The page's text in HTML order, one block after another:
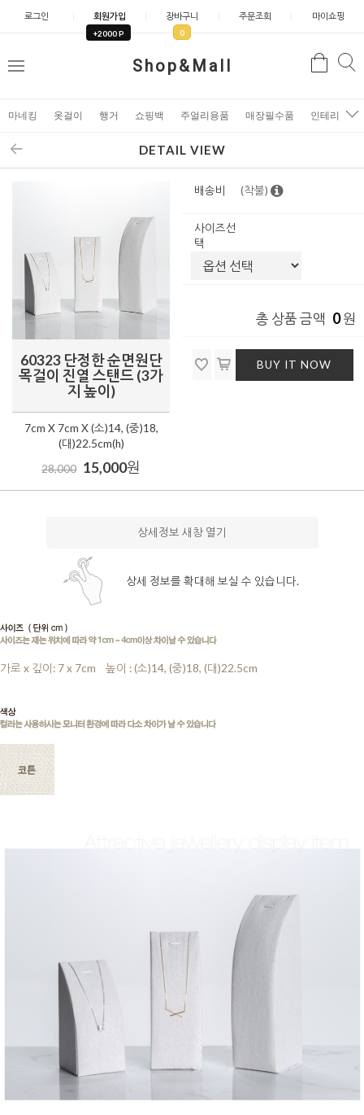
로그인 회원가입
+2000 P
장바구니
0
주문조회 마이쇼핑
Shop&Mall
메
검
마네킹 옷걸이 행거 쇼핑백 주얼리용품 매장필수품 인테리어소
DETAIL VIEW
60323 단정한 순면원단
목걸이 진열 스탠드 (3가
지 높이)
7cm X 7cm X (소)14, (중)18,
(대)22.5cm(h)
28,000 15,000원
배송비 (착불)
사이즈선
택
총 상품 금액 0원
BUY IT NOW
상세정보 새창 열기
상세 정보를 확대해 보실 수 있습니다.
가로 x 깊이: 7 x 7cm 높이 : (소)14, (중)18, (대)22.5cm